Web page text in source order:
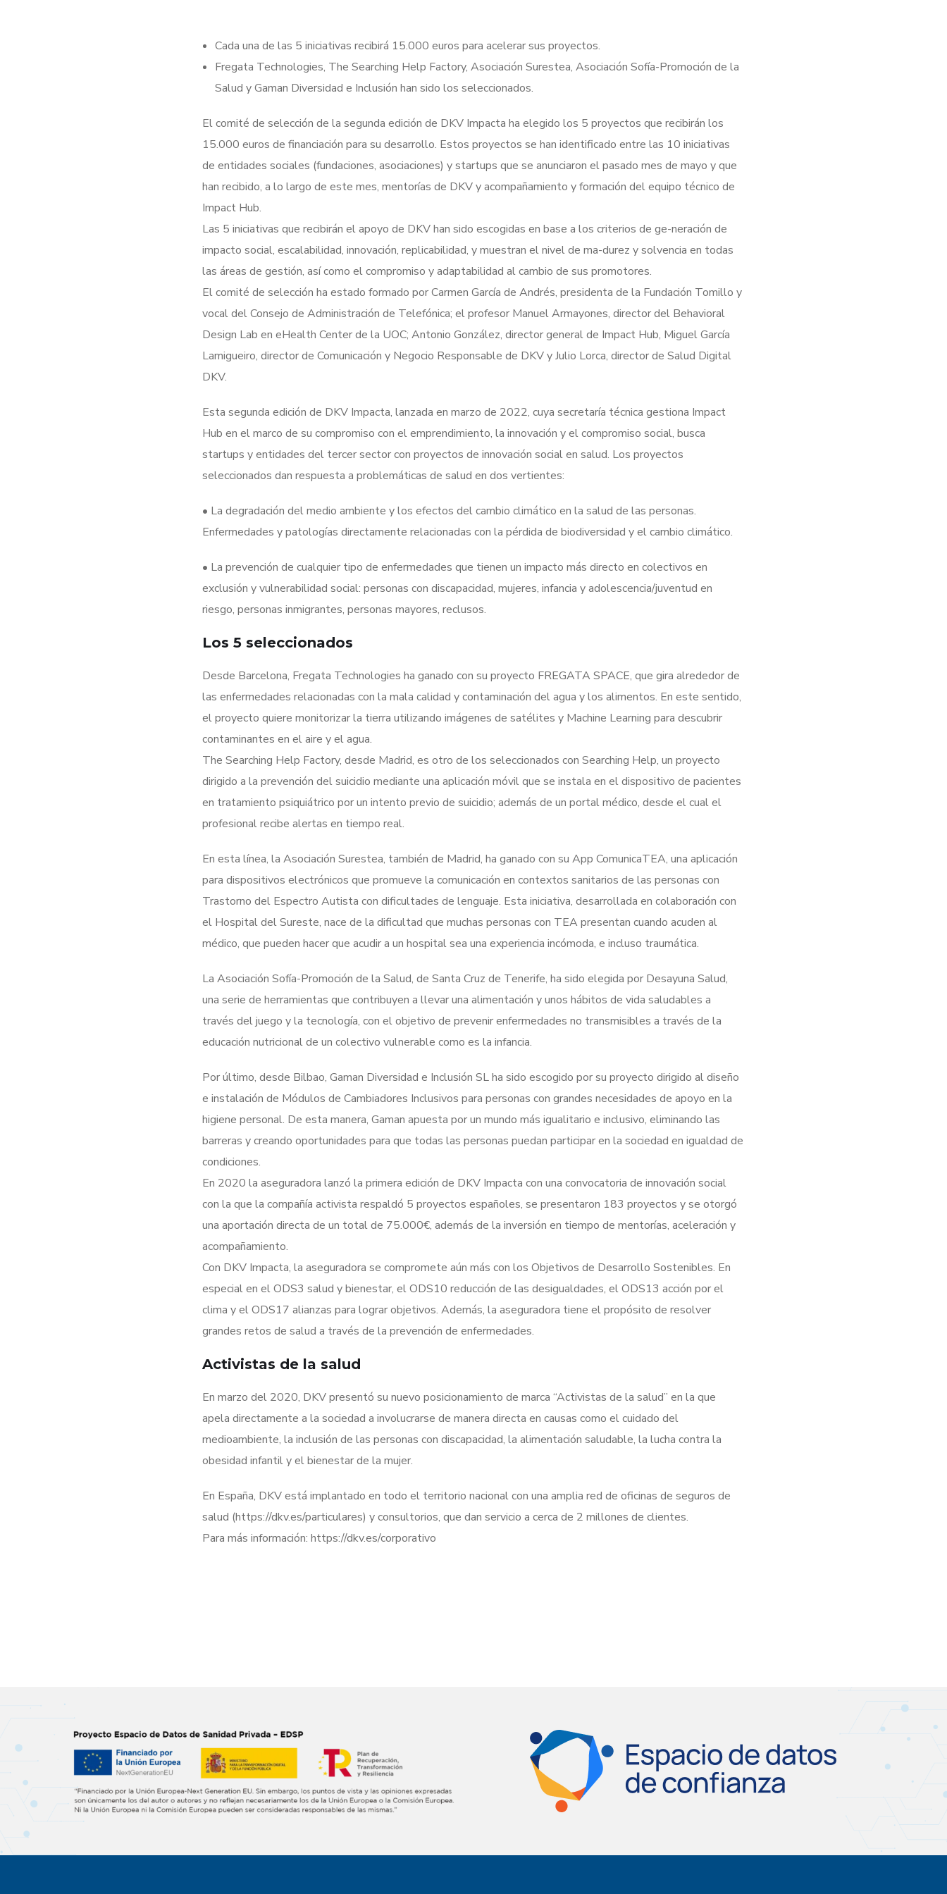
Cada una de las 5 iniciativas recibirá 15.000 euros para acelerar sus proyectos.
Fregata Technologies, The Searching Help Factory, Asociación Surestea, Asociación Sofía-Promoción de la
Salud y Gaman Diversidad e Inclusión han sido los seleccionados.
El comité de selección de la segunda edición de DKV Impacta ha elegido los 5 proyectos que recibirán los
15.000 euros de financiación para su desarrollo. Estos proyectos se han identificado entre las 10 iniciativas
de entidades sociales (fundaciones, asociaciones) y startups que se anunciaron el pasado mes de mayo y que
han recibido, a lo largo de este mes, mentorías de DKV y acompañamiento y formación del equipo técnico de
Impact Hub.
Las 5 iniciativas que recibirán el apoyo de DKV han sido escogidas en base a los criterios de ge-neración de
impacto social, escalabilidad, innovación, replicabilidad, y muestran el nivel de ma-durez y solvencia en todas
las áreas de gestión, así como el compromiso y adaptabilidad al cambio de sus promotores.
El comité de selección ha estado formado por Carmen García de Andrés, presidenta de la Fundación Tomillo y
vocal del Consejo de Administración de Telefónica; el profesor Manuel Armayones, director del Behavioral
Design Lab en eHealth Center de la UOC; Antonio González, director general de Impact Hub, Miguel García
Lamigueiro, director de Comunicación y Negocio Responsable de DKV y Julio Lorca, director de Salud Digital
DKV.
Esta segunda edición de DKV Impacta, lanzada en marzo de 2022, cuya secretaría técnica gestiona Impact
Hub en el marco de su compromiso con el emprendimiento, la innovación y el compromiso social, busca
startups y entidades del tercer sector con proyectos de innovación social en salud. Los proyectos
seleccionados dan respuesta a problemáticas de salud en dos vertientes:
• La degradación del medio ambiente y los efectos del cambio climático en la salud de las personas.
Enfermedades y patologías directamente relacionadas con la pérdida de biodiversidad y el cambio climático.
• La prevención de cualquier tipo de enfermedades que tienen un impacto más directo en colectivos en
exclusión y vulnerabilidad social: personas con discapacidad, mujeres, infancia y adolescencia/juventud en
riesgo, personas inmigrantes, personas mayores, reclusos.
Los 5 seleccionados
Desde Barcelona, Fregata Technologies ha ganado con su proyecto FREGATA SPACE, que gira alrededor de
las enfermedades relacionadas con la mala calidad y contaminación del agua y los alimentos. En este sentido,
el proyecto quiere monitorizar la tierra utilizando imágenes de satélites y Machine Learning para descubrir
contaminantes en el aire y el agua.
The Searching Help Factory, desde Madrid, es otro de los seleccionados con Searching Help, un proyecto
dirigido a la prevención del suicidio mediante una aplicación móvil que se instala en el dispositivo de pacientes
en tratamiento psiquiátrico por un intento previo de suicidio; además de un portal médico, desde el cual el
profesional recibe alertas en tiempo real.
En esta línea, la Asociación Surestea, también de Madrid, ha ganado con su App ComunicaTEA, una aplicación
para dispositivos electrónicos que promueve la comunicación en contextos sanitarios de las personas con
Trastorno del Espectro Autista con dificultades de lenguaje. Esta iniciativa, desarrollada en colaboración con
el Hospital del Sureste, nace de la dificultad que muchas personas con TEA presentan cuando acuden al
médico, que pueden hacer que acudir a un hospital sea una experiencia incómoda, e incluso traumática.
La Asociación Sofía-Promoción de la Salud, de Santa Cruz de Tenerife, ha sido elegida por Desayuna Salud,
una serie de herramientas que contribuyen a llevar una alimentación y unos hábitos de vida saludables a
través del juego y la tecnología, con el objetivo de prevenir enfermedades no transmisibles a través de la
educación nutricional de un colectivo vulnerable como es la infancia.
Por último, desde Bilbao, Gaman Diversidad e Inclusión SL ha sido escogido por su proyecto dirigido al diseño
e instalación de Módulos de Cambiadores Inclusivos para personas con grandes necesidades de apoyo en la
higiene personal. De esta manera, Gaman apuesta por un mundo más igualitario e inclusivo, eliminando las
barreras y creando oportunidades para que todas las personas puedan participar en la sociedad en igualdad de
condiciones.
En 2020 la aseguradora lanzó la primera edición de DKV Impacta con una convocatoria de innovación social
con la que la compañía activista respaldó 5 proyectos españoles, se presentaron 183 proyectos y se otorgó
una aportación directa de un total de 75.000€, además de la inversión en tiempo de mentorías, aceleración y
acompañamiento.
Con DKV Impacta, la aseguradora se compromete aún más con los Objetivos de Desarrollo Sostenibles. En
especial en el ODS3 salud y bienestar, el ODS10 reducción de las desigualdades, el ODS13 acción por el
clima y el ODS17 alianzas para lograr objetivos. Además, la aseguradora tiene el propósito de resolver
grandes retos de salud a través de la prevención de enfermedades.
Activistas de la salud
En marzo del 2020, DKV presentó su nuevo posicionamiento de marca “Activistas de la salud” en la que
apela directamente a la sociedad a involucrarse de manera directa en causas como el cuidado del
medioambiente, la inclusión de las personas con discapacidad, la alimentación saludable, la lucha contra la
obesidad infantil y el bienestar de la mujer.
En España, DKV está implantado en todo el territorio nacional con una amplia red de oficinas de seguros de
salud (https://dkv.es/particulares) y consultorios, que dan servicio a cerca de 2 millones de clientes.
Para más información: https://dkv.es/corporativo